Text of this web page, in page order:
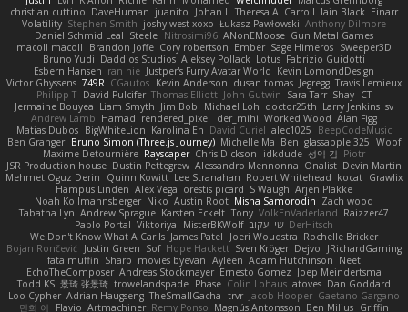
christian cuttino DaveHuman juanito Johan L Theresa A. Carroll Iain Black Einarr
Volatility Stephen Smith joshy west xoxo Łukasz Pawłowski Anthony Dilmore
Daniel Schmid Leal Steele Nitrosimi96 ANonEMoose Gun Metal Games
macoll macoll
Brandon Joffe Cory robertson Ember Sage Himeros Sweeper3D
Bruno Yudi Daddios Studios Aleksey Pollack Lotus Fabrizio Guidotti
Esbern Hansen ran nie Justper's Furry Avatar World Kevin LomondDesign
Victor Ghyssens 749R CGautos Kevin Anderson dusan tomas Jegregg Travis Lemieux
Philipp T David Pulcifer Thomas Elliott John Gutwin Sara Tarr Shay CT
Jermaine Bouyea Liam Smyth Jim Bob Michael Loh doctor25th Larry Jenkins sv
Andrew Lamb Hamad rendered_pixel der_mihi Worked Wood Alan Figg
Matias Dubos BigWhiteLion Karolina En David Curiel alec1025
BeepCodeMusic
Ben Granger Bruno Simon (Three.js Journey) Michelle Ma Ben glassapple 325 Woof
Maxime Detournière Rayscaper Chris Dickson idkdude 성익 김 Piotr
JSR Production house Dustin Pettegrew Alessandro Mennonna Onalist Devin Martin
Mehmet Oguz Derin
Quinn Kowitt Lee Stranahan Robert Whitehead kocat Grawlix
Hampus Linden Alex Vega orestis picard S Waugh Arjen Plakke
Noah Kollmannsberger Niko Austin Root Misha Samorodin Zach wood
Tabatha Lyn Andrew Sprague Karsten Eckelt Tony VolkEnVaderland Raizzer47
Pablo Portal Viktoriya MisterBKWolf שי יעקוב DerHitsch
We Don't Know What A Car Is James Patel Joeri Woudstra Rochelle Bricker
Bojan Rončević Justin Green Sof Hope Hackett Sven Kröger Dejvo
JRichardGaming
fatalmuffin Sharp movies byevan Ayleen Adam Hutchinson Neet
EchoTheComposer Andreas Stockmayer Ernesto Gomez Joep Meindertsma
Todd KS 景琦 张景琦 trowelandspade Phase Colin Lohaus atoves Dan Goddard
Loo Cypher Adrian Haugseng TheSmallGacha trvr Jacob Hooper Gaetano Gargano
민희 이
Flavio Artmachiner Remy Ponso Magnús Antonsson Ben Milius Griffin